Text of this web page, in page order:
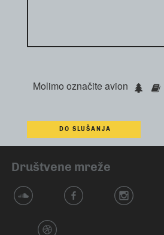
Molimo označiteavion
Društvene mreže
w k o